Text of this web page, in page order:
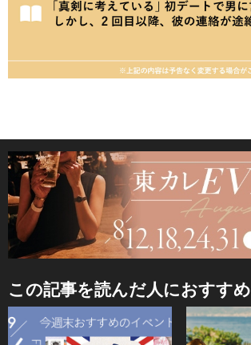
この記事を読んだ人におすすめ